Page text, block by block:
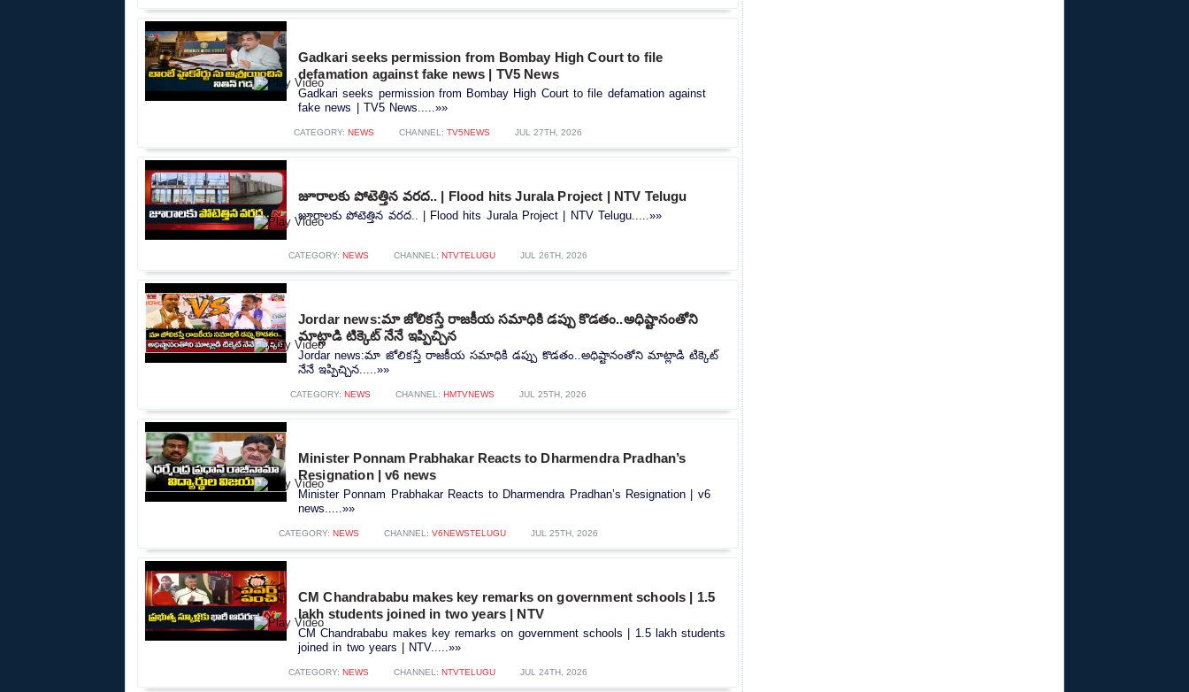
Gadkari seeks permission from Bombay High Court to file
defamation against fake news | TV5 News
Gadkari seeks permission from Bombay High Court to file defamation against
fake news | TV5 News.....»»
CATEGORY: NEWS CHANNEL: TV5NEWS JUL 27TH, 2026
జూరాలకు పోటెత్తిన వరద.. | Flood hits Jurala Project | NTV Telugu
జూరాలకు పోటెత్తిన వరద.. | Flood hits Jurala Project | NTV Telugu.....»»
CATEGORY: NEWS CHANNEL: NTVTELUGU JUL 26TH, 2026
Jordar news:మా జోలికస్తే రాజకీయ సమాధికి డప్పు కొడతం..అధిష్టానంతోని
మాట్లాడి టిక్కెట్ నేనే ఇప్పిచ్చిన
Jordar news:మా జోలికస్తే రాజకీయ సమాధికి డప్పు కొడతం..అధిష్టానంతోని మాట్లాడి టిక్కెట్
నేనే ఇప్పిచ్చిన.....»»
CATEGORY: NEWS CHANNEL: HMTVNEWS JUL 25TH, 2026
Minister Ponnam Prabhakar Reacts to Dharmendra Pradhan’s
Resignation | v6 news
Minister Ponnam Prabhakar Reacts to Dharmendra Pradhan’s Resignation | v6
news.....»»
CATEGORY: NEWS CHANNEL: V6NEWSTELUGU JUL 25TH, 2026
CM Chandrababu makes key remarks on government schools | 1.5
lakh students joined in two years | NTV
CM Chandrababu makes key remarks on government schools | 1.5 lakh students
joined in two years | NTV.....»»
CATEGORY: NEWS CHANNEL: NTVTELUGU JUL 24TH, 2026